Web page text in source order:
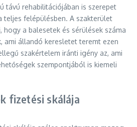
távú rehabilitációjában is szerepet
teljes felépülésben. A szakterület
a balesetek és sérülések száma
ami állandó keresletet teremt ezen
szakértelem iránti igény az, ami
szempontjából is kiemeli
fizetési skálája